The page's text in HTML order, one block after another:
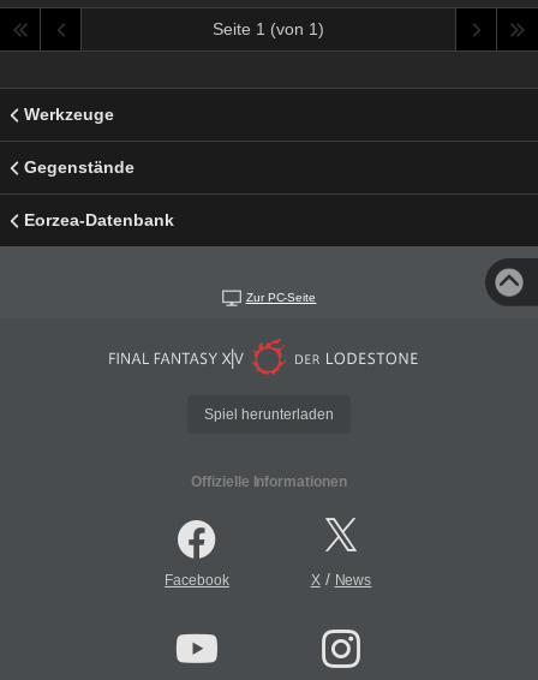
Seite 1 (von 1)
Werkzeuge
Gegenstände
Eorzea-Datenbank
Zur PC-Seite
Spiel herunterladen
Offizielle Informationen
Facebook X/ News